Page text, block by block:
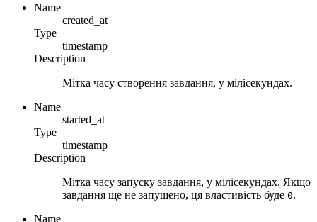
Name
created_at
Type
timestamp
Description
Мітка часу створення завдання, у мілісекундах.
Name
started_at
Type
timestamp
Description
Мітка часу запуску завдання, у мілісекундах. Якщо
завдання ще не запущено, ця властивість буде 0.
Name